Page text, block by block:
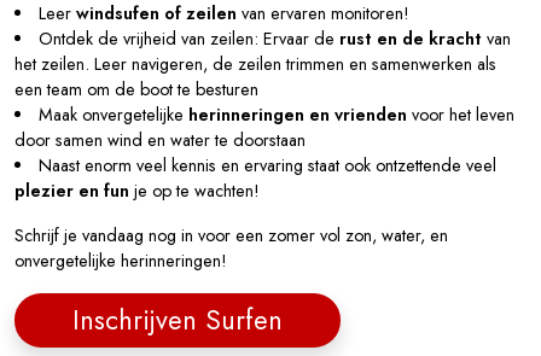
Leerwindsufen of zeilen van ervaren monitoren!
Ontdek de vrijheid van zeilen: Ervaar de rust en de kracht van
het zeilen. Leer navigeren, de zeilen trimmen en samenwerken als
een team om de boot te besturen
Maak onvergetelijke herinneringen en vrienden voor het leven
door samen wind en water te doorstaan
Naast enorm veel kennis en ervaring staat ook ontzettende veel
plezier en fun je op te wachten!
Schrijf je vandaag nog in voor een zomer vol zon, water, en
onvergetelijke herinneringen!
Inschrijven Surfen